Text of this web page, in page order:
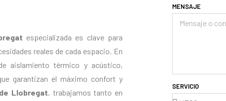
especializada es clave para
reales de cada espacio. En
aislamiento térmico y acústico,
garantizan el máximo confort y
Llobregat, trabajamos tanto en
MENSAJE
SERVICIO